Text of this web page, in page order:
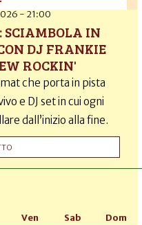
- 21:00
SCIAMBOLA IN
DJ FRANKIE
ROCKIN'
che porta in pista
e DJ set in cui ogni
dall’inizio alla fine.
Ven Sab Dom